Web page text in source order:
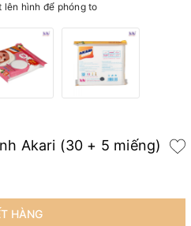
lên hình để phóng to
Akari (30 + 5 miếng)
HÀNG